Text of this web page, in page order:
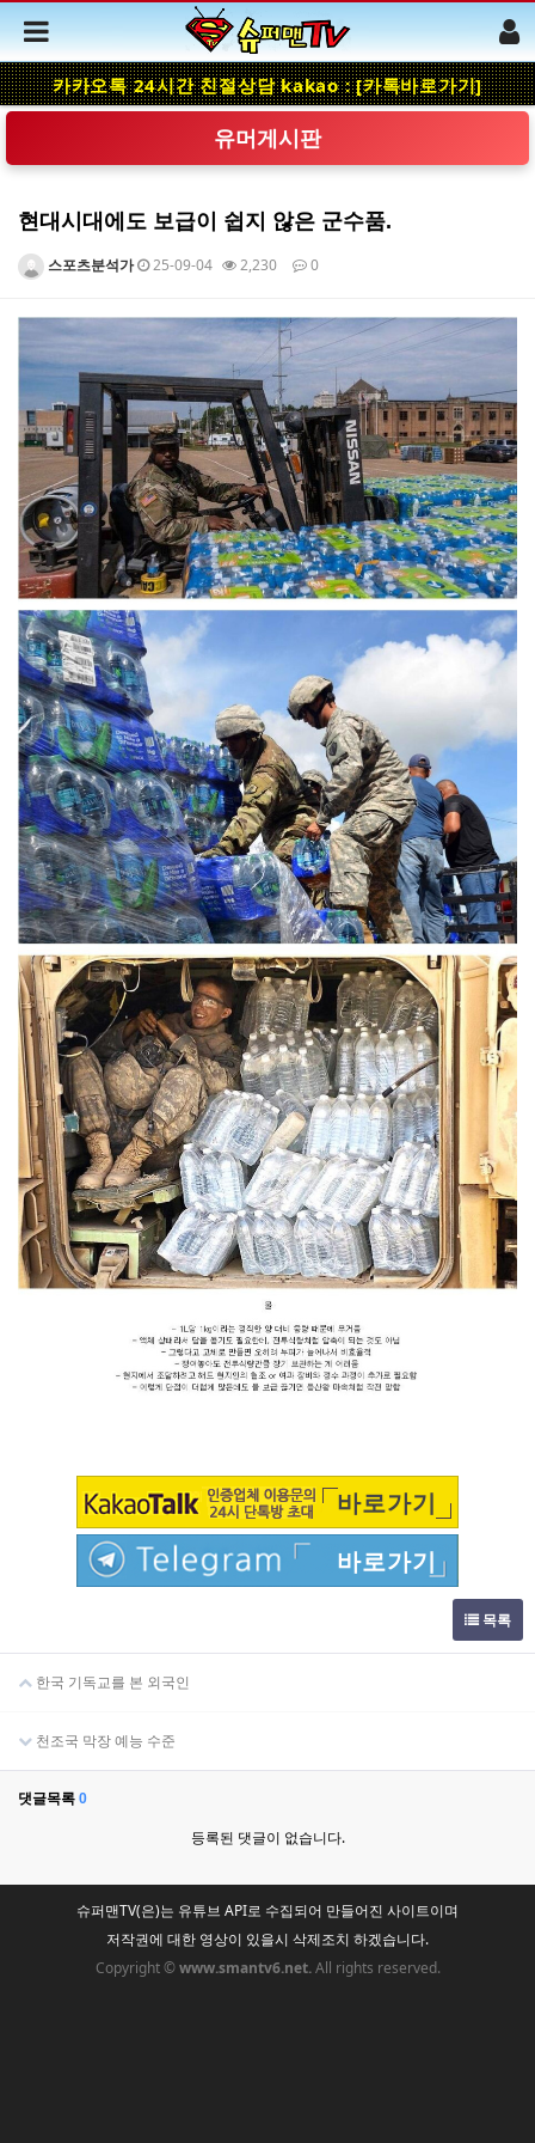
카카오톡 24시간 친절상담 kakao : [카톡바로가기]
유머게시판
현대시대에도 보급이 쉽지 않은 군수품.
스포츠분석가 25-09-04 2,230 0
바로가기
바로가기
목록
한국 기독교를 본 외국인
천조국 막장 예능 수준
댓글목록 0
등록된 댓글이 없습니다.
슈퍼맨TV(은)는 유튜브 API로 수집되어 만들어진 사이트이며
저작권에 대한 영상이 있을시 삭제조치 하겠습니다.
Copyright ©www.smantv6.net.All rights reserved.